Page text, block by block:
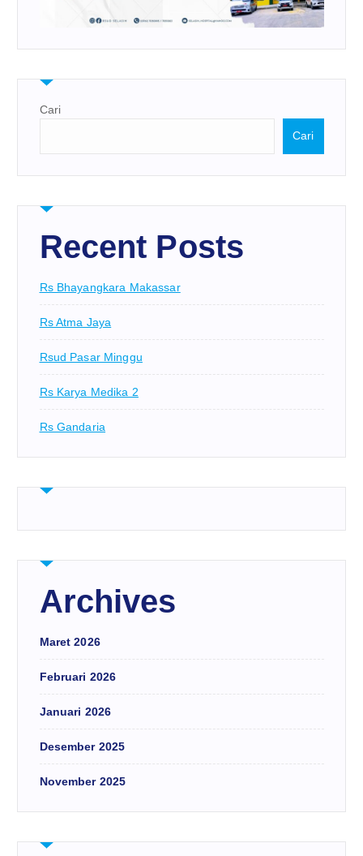
Cari
Cari
Recent Posts
Rs Bhayangkara Makassar
Rs Atma Jaya
Rsud Pasar Minggu
Rs Karya Medika 2
Rs Gandaria
Archives
Maret 2026
Februari 2026
Januari 2026
Desember 2025
November 2025